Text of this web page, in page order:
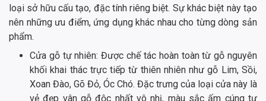
loại sở hữu cấu tạo, đặc tính riêng biệt. Sự khác biệt này tạo
nên những ưu điểm, ứng dụng khác nhau cho từng dòng sản
phẩm.
Cửa gỗ tự nhiên: Được chế tác hoàn toàn từ gỗ nguyên
khối khai thác trực tiếp từ thiên nhiên như gỗ Lim, Sồi,
Xoan Đào, Gõ Đỏ, Óc Chó. Đặc trưng của loại cửa này là
vẻ đẹp vân gỗ độc nhất vô nhị, màu sắc ấm cúng tự